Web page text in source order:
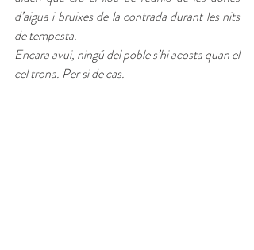
d’aigua i bruixes de la contrada durant les nits
de tempesta.
Encara avui, ningú del poble s’hi acosta quan el
cel trona. Per si de cas.